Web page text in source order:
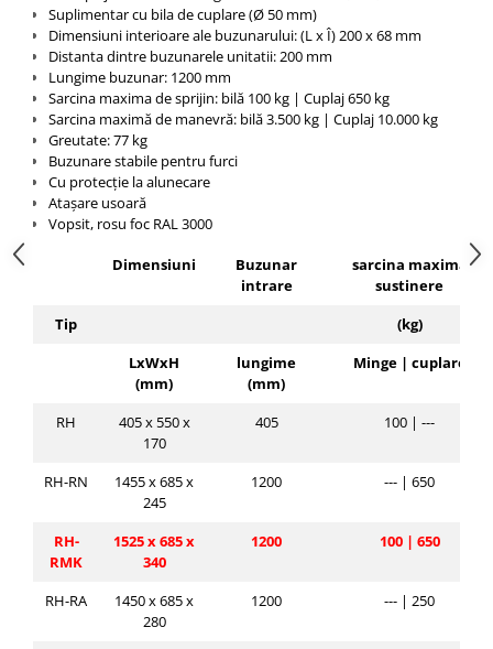
Pozitionere de sudura
Instalatii de rotire
Platforme foarfeca
Tip SB - cu bază rabatabilă
Nacela stivuitor
Translator stivuitor
Prelungitor lame stivuitor CAM
attachments
Atasamente profesionale CAM
Cleste ridicare butoi
Dispozitive ridicare butoaie
Suplimentar cu bila de cuplare (Ø 50 mm)
Dimensiuni interioare ale buzunarului: (L x Î) 200 x 68 mm
Distanta dintre buzunarele unitatii: 200 mm
Lungime buzunar: 1200 mm
Sarcina maxima de sprijin: bilă 100 kg | Cuplaj 650 kg
Sarcina maximă de manevră: bilă 3.500 kg | Cuplaj 10.000 kg
Greutate: 77 kg
Buzunare stabile pentru furci
Cu protecție la alunecare
Atașare usoară
Vopsit, rosu foc RAL 3000
Dimensiuni
Buzunar
intrare
sarcina maxima
sustinere
Tip
(kg)
LxWxH
(mm)
lungime
(mm)
Minge | cuplare
RH
405 x 550 x
170
405 100 | ---
RH-RN
1455 x 685 x
245
1200 --- | 650
RH-
RMK
1525 x 685 x
340
1200 100 | 650
RH-RA
1450 x 685 x
280
1200 --- | 250